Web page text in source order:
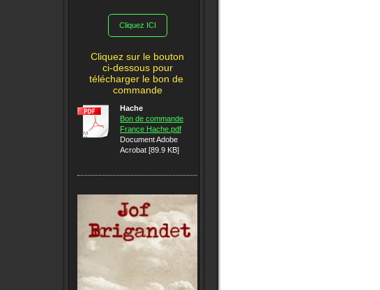
Cliquez ICI
Cliquez sur le bouton
ci-dessous pour
télécharger le bon de
commande
Hache
Bon de commande
France Hache.pdf
Document Adobe
Acrobat [89.9 KB]